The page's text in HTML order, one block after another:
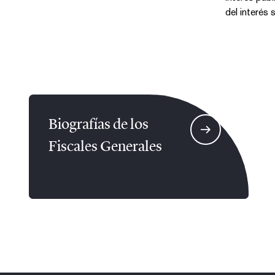
del interés
Biografías de los
Fiscales Generales